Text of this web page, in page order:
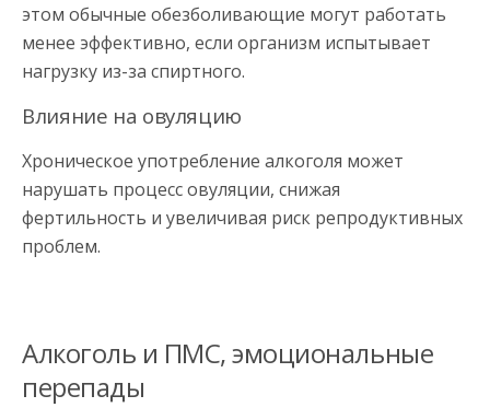
этом обычные обезболивающие могут работать
менее эффективно, если организм испытывает
нагрузку из-за спиртного.
Влияние на овуляцию
Хроническое употребление алкоголя может
нарушать процесс овуляции, снижая
фертильность и увеличивая риск репродуктивных
проблем.
Алкоголь и ПМС, эмоциональные
перепады